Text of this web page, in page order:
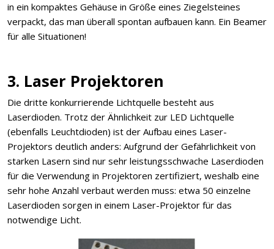
in ein kompaktes Gehäuse in Größe eines Ziegelsteines
verpackt, das man überall spontan aufbauen kann. Ein Beamer
für alle Situationen!
3. Laser Projektoren
Die dritte konkurrierende Lichtquelle besteht aus
Laserdioden. Trotz der Ähnlichkeit zur LED Lichtquelle
(ebenfalls Leuchtdioden) ist der Aufbau eines Laser-
Projektors deutlich anders: Aufgrund der Gefährlichkeit von
starken Lasern sind nur sehr leistungsschwache Laserdioden
für die Verwendung in Projektoren zertifiziert, weshalb eine
sehr hohe Anzahl verbaut werden muss: etwa 50 einzelne
Laserdioden sorgen in einem Laser-Projektor für das
notwendige Licht.